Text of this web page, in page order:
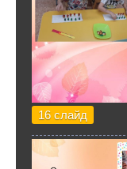
16 слайд